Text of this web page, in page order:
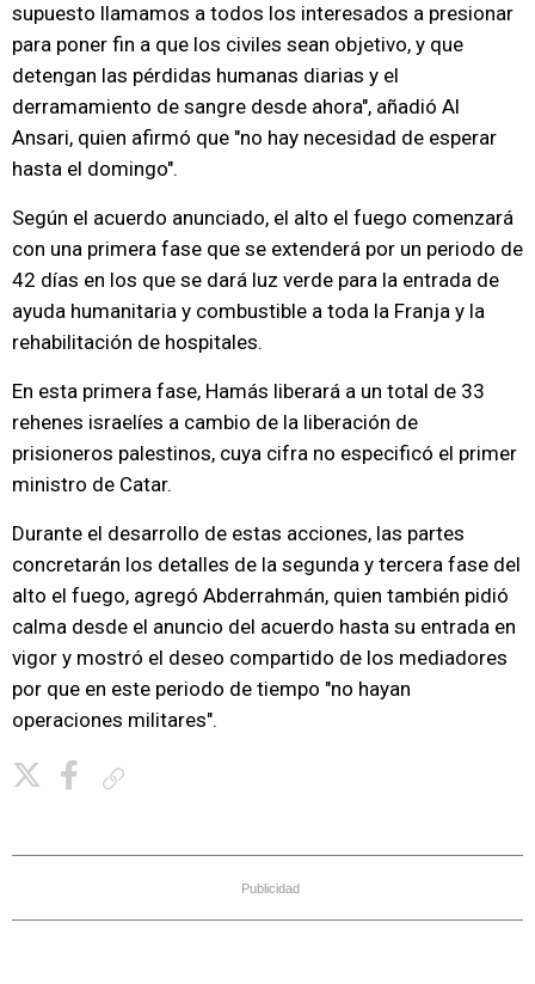
supuesto llamamos a todos los interesados a presionar
para poner fin a que los civiles sean objetivo, y que
detengan las pérdidas humanas diarias y el
derramamiento de sangre desde ahora", añadió Al
Ansari, quien afirmó que "no hay necesidad de esperar
hasta el domingo".
Según el acuerdo anunciado, el alto el fuego comenzará
con una primera fase que se extenderá por un periodo de
42 días en los que se dará luz verde para la entrada de
ayuda humanitaria y combustible a toda la Franja y la
rehabilitación de hospitales.
En esta primera fase, Hamás liberará a un total de 33
rehenes israelíes a cambio de la liberación de
prisioneros palestinos, cuya cifra no especificó el primer
ministro de Catar.
Durante el desarrollo de estas acciones, las partes
concretarán los detalles de la segunda y tercera fase del
alto el fuego, agregó Abderrahmán, quien también pidió
calma desde el anuncio del acuerdo hasta su entrada en
vigor y mostró el deseo compartido de los mediadores
por que en este periodo de tiempo "no hayan
operaciones militares".
Publicidad